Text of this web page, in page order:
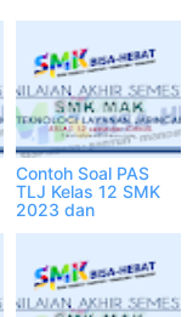
Contoh Soal PAS
TLJ Kelas 12 SMK
2023 dan